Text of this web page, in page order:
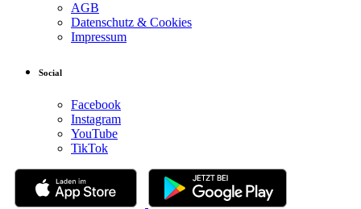
AGB
Datenschutz & Cookies
Impressum
Social
Facebook
Instagram
YouTube
TikTok